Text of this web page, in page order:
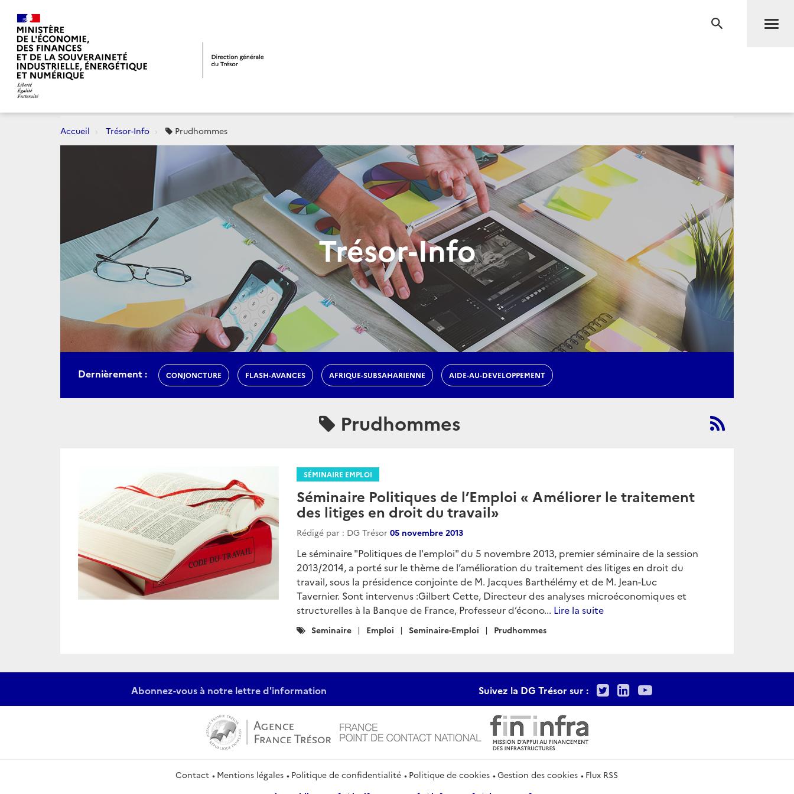
RECHERCHE
Accueil Trésor-Info Prudhommes
Trésor-Info
Dernièrement : CONJONCTURE FLASH-AVANCES AFRIQUE-SUBSAHARIENNE AIDE-AU-DEVELOPPEMENT
Prudhommes
SÉMINAIRE EMPLOI
Séminaire Politiques de l’Emploi « Améliorer le traitement
des litiges en droit du travail»
Rédigé par : DG Trésor 05 novembre 2013
Le séminaire "Politiques de l'emploi" du 5 novembre 2013, premier séminaire de la session
2013/2014, a porté sur le thème de l’amélioration du traitement des litiges en droit du
travail, sous la présidence conjointe de M. Jacques Barthélémy et de M. Jean-Luc
Tavernier. Sont intervenus :Gilbert Cette, Directeur des analyses microéconomiques et
structurelles à la Banque de France, Professeur d’écono... Lire la suite
Catégories
Seminaire Emploi Seminaire-Emploi Prudhommes
Abonnez-vous à notre lettre d'information Suivez la DG Trésor sur : TwitterLinkedIn
Youtube
Contact Mentions légales Politique de confidentialité Politique de cookies Gestion des cookies
Flux RSS